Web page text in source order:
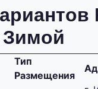
Зимой
Тип
Размещения